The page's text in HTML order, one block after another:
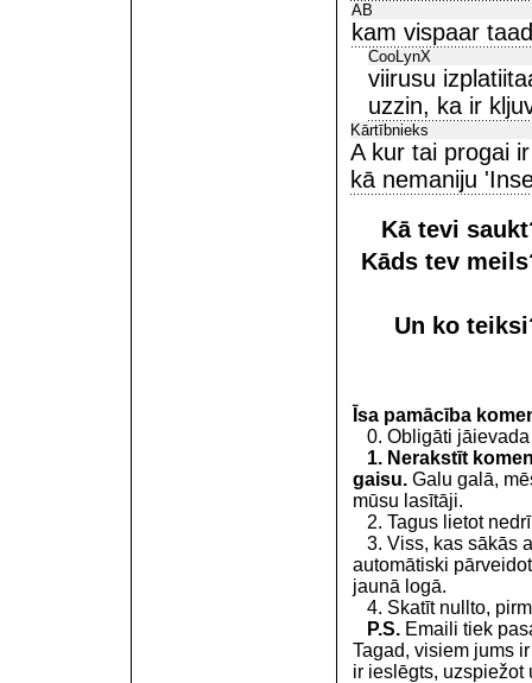
AB
kam vispaar
CooLynX
viirusu
uzzin, ka ir
Kārtībnieks
A kur tai progai
kā nemaniju
Kā tevi
Kāds tev
Un ko
Īsa pamācība
0. Obligāti jāievada
1. Nerakstīt
gaisu. Galu galā,
mūsu lasītāji.
2. Tagus lietot
3. Viss, kas sākās
automātiski
jaunā logā.
4. Skatīt nullto,
P.S. Emaili tiek
Tagad, visiem jums
ir ieslēgts, uzspiežot